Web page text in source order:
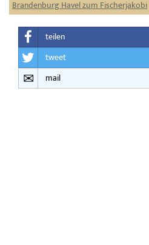
Brandenburg Havel zum Fischerjakobi
teilen
tweet
mail